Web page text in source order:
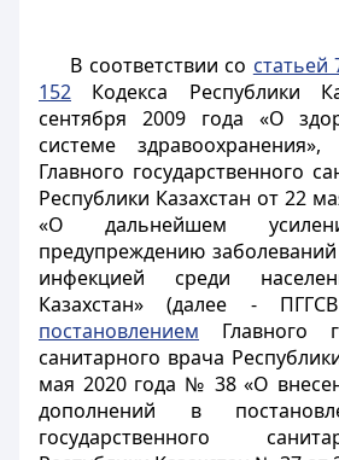
В соответствии со статьей
152 Кодекса Республики
сентября 2009 года «О
системе здравоохранения»,
Главного государственного
Республики Казахстан от 22
«О дальнейшем
предупреждению
инфекцией среди
Казахстан» (далее -
постановлением Главного
санитарного врача
мая 2020 года № 38 «О
дополнений в
государственного